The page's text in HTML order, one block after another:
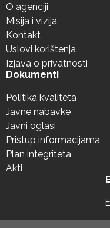
O agenciji
Misija i vizija
Kontakt
Uslovi korištenja
Izjava o privatnosti
Dokumenti
Politika kvaliteta
Javne nabavke
Javni oglasi
Pristup informacijama
Plan integriteta
Akti